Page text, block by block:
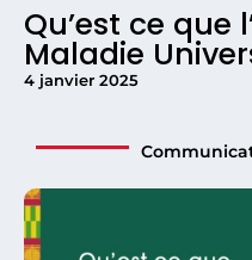
Qu’est ce que
Maladie
4 janvier 2025